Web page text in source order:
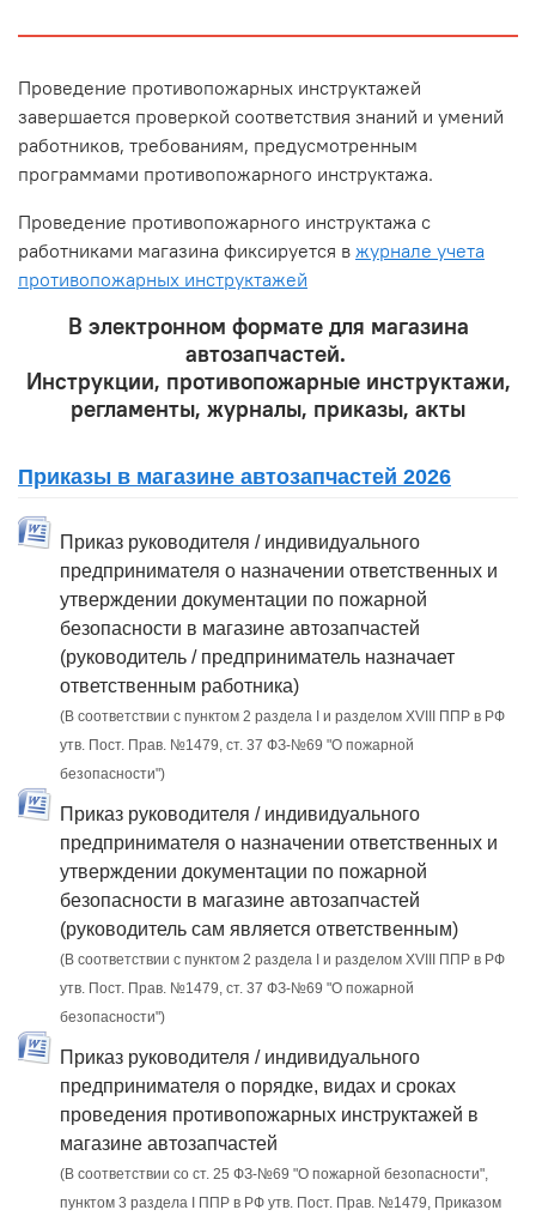
Проведение противопожарных инструктажей
завершается проверкой соответствия знаний и умений
работников, требованиям, предусмотренным
программами противопожарного инструктажа.
Проведение противопожарного инструктажа с
работниками магазина фиксируется в журнале учета
противопожарных инструктажей
В электронном формате для магазина
автозапчастей.
Инструкции, противопожарные инструктажи,
регламенты, журналы, приказы, акты
Приказы в магазине автозапчастей 2026
Приказ руководителя / индивидуального
предпринимателя о назначении ответственных и
утверждении документации по пожарной
безопасности в магазине автозапчастей
(руководитель / предприниматель назначает
ответственным работника)
(В соответствии с пунктом 2 раздела I и разделом XVIII ППР в РФ
утв. Пост. Прав. №1479, ст. 37 ФЗ-№69 "О пожарной
безопасности")
Приказ руководителя / индивидуального
предпринимателя о назначении ответственных и
утверждении документации по пожарной
безопасности в магазине автозапчастей
(руководитель сам является ответственным)
(В соответствии с пунктом 2 раздела I и разделом XVIII ППР в РФ
утв. Пост. Прав. №1479, ст. 37 ФЗ-№69 "О пожарной
безопасности")
Приказ руководителя / индивидуального
предпринимателя о порядке, видах и сроках
проведения противопожарных инструктажей в
магазине автозапчастей
(В соответствии со ст. 25 ФЗ-№69 "О пожарной безопасности",
пунктом 3 раздела I ППР в РФ утв. Пост. Прав. №1479, Приказом